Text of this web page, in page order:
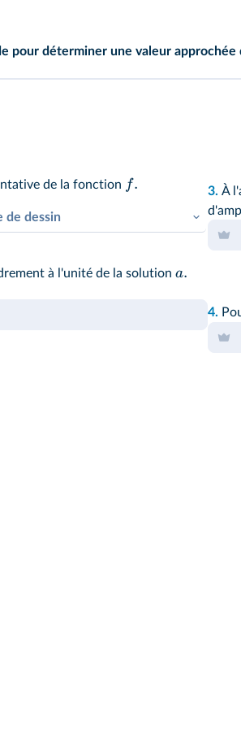
pour déterminer une valeur
de la fonction f.
de dessin
à l'unité de la solution a.
3. À
4.